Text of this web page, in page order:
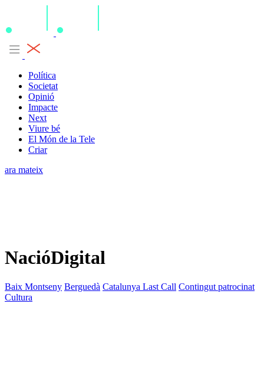
Política
Societat
Opinió
Impacte
Next
Viure bé
El Món de la Tele
Criar
ara mateix
NacióDigital
Baix Montseny Berguedà Catalunya Last Call Contingut patrocinat
Cultura